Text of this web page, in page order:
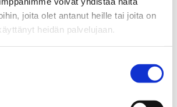
joita olet antanut heille tai joita on
heidän palvelujaan.
kannattaa
olevia materiaaleja